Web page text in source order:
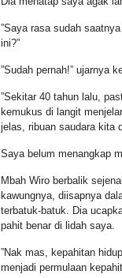
”Saya rasa sudah
ini?”
”Sudah pernah!” ujarnya
”Sekitar 40 tahun lalu,
kemukus di langit
jelas, ribuan saudara kita
Saya belum menangkap
Mbah Wiro berbalik
kawungnya, diisapnya
terbatuk-batuk. Dia
pahit benar di lidah saya.
”Nak mas, kepahitan
menjadi permulaan